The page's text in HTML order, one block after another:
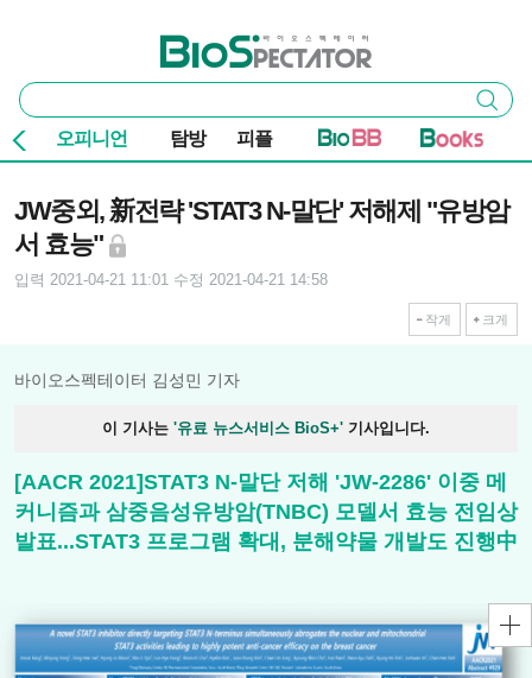
바이오스펙테이터
통
합
검
색
검색
오피니언 탐방 피플
JW중외, 新전략 'STAT3 N-말단' 저해제 "유방암
서 효능"
입력 2021-04-21 11:01 수정 2021-04-21 14:58
작게 크게
바이오스펙테이터 김성민 기자
이 기사는 '유료 뉴스서비스 BioS+' 기사입니다.
[AACR 2021]STAT3 N-말단 저해 'JW-2286' 이중 메
커니즘과 삼중음성유방암(TNBC) 모델서 효능 전임상
발표...STAT3 프로그램 확대, 분해약물 개발도 진행中